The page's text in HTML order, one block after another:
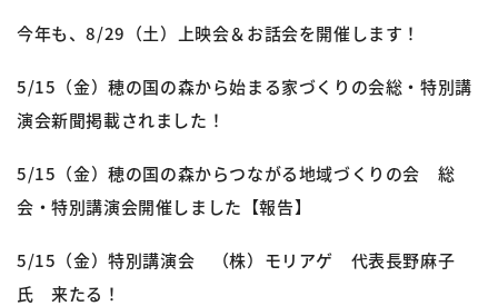
今年も、8/29（土）上映会＆お話会を開催します！
5/15（金）穂の国の森から始まる家づくりの会総・特別講
演会新聞掲載されました！
5/15（金）穂の国の森からつながる地域づくりの会 総
会・特別講演会開催しました【報告】
5/15（金）特別講演会 （株）モリアゲ 代表長野麻子
氏 来たる！